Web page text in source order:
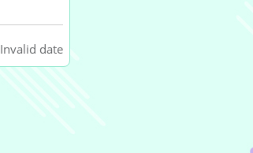
Invalid date